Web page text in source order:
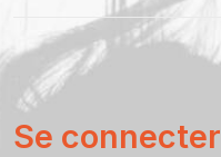
Se connecter